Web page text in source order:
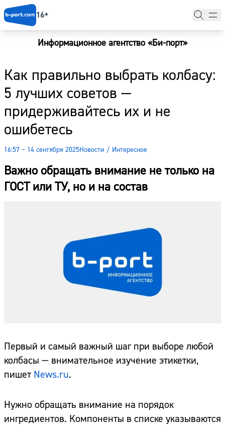
16+
Информационное агентство «Би-порт»
Как правильно выбрать колбасу:
5 лучших советов —
придерживайтесь их и не
ошибетесь
16:57 – 14 сентября 2025Новости / Интересное
Важно обращать внимание не только на
ГОСТ или ТУ, но и на состав
Первый и самый важный шаг при выборе любой
колбасы — внимательное изучение этикетки,
пишет News.ru.
Нужно обращать внимание на порядок
ингредиентов. Компоненты в списке указываются
Новости
Наши гости
Фоторепортажи
Погода
Курсы валют